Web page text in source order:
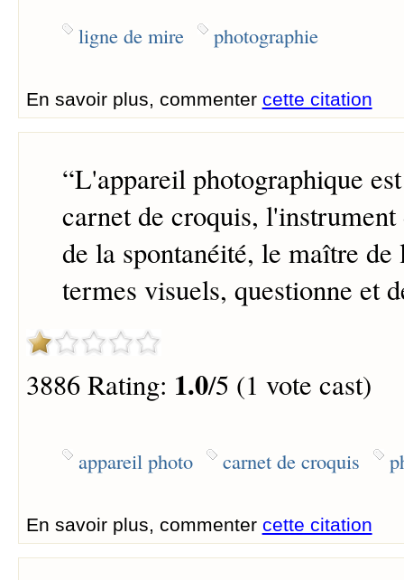
ligne de mire photographie
En savoir plus, commenter cette citation
“L'appareil photographique
carnet de croquis,
de la spontanéité, le maître
termes visuels, questionne et
3886 Rating: 1.0/5 (1 vote cast)
appareil photo carnet de croquis
En savoir plus, commenter cette citation